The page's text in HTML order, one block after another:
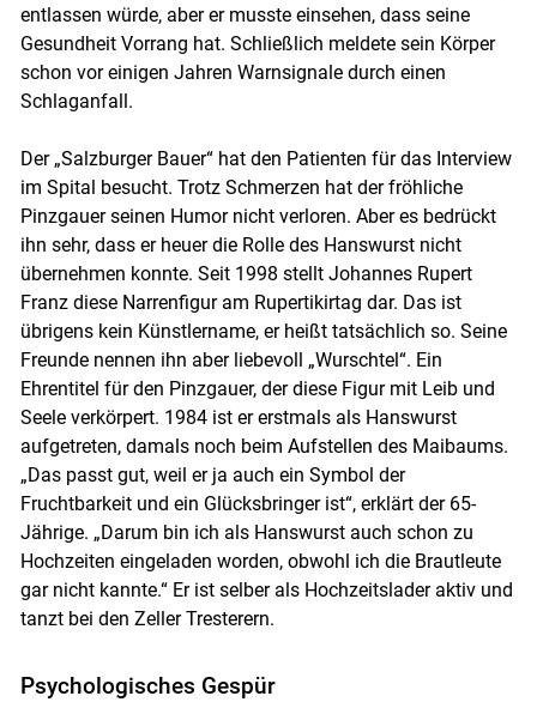
entlassen würde, aber er musste einsehen, dass seine
Gesundheit Vorrang hat. Schließlich meldete sein Körper
schon vor einigen Jahren Warnsignale durch einen
Schlaganfall.
Der „Salzburger Bauer“ hat den Patienten für das Interview
im Spital besucht. Trotz Schmerzen hat der fröhliche
Pinzgauer seinen Humor nicht verloren. Aber es bedrückt
ihn sehr, dass er heuer die Rolle des Hanswurst nicht
übernehmen konnte. Seit 1998 stellt Johannes Rupert
Franz diese Narrenfigur am Rupertikirtag dar. Das ist
übrigens kein Künstlername, er heißt tatsächlich so. Seine
Freunde nennen ihn aber liebevoll „Wurschtel“. Ein
Ehrentitel für den Pinzgauer, der diese Figur mit Leib und
Seele verkörpert. 1984 ist er erstmals als Hanswurst
aufgetreten, damals noch beim Aufstellen des Maibaums.
„Das passt gut, weil er ja auch ein Symbol der
Fruchtbarkeit und ein Glücksbringer ist“, erklärt der 65-
Jährige. „Darum bin ich als Hanswurst auch schon zu
Hochzeiten eingeladen worden, obwohl ich die Brautleute
gar nicht kannte.“ Er ist selber als Hochzeitslader aktiv und
tanzt bei den Zeller Tresterern.
Psychologisches Gespür